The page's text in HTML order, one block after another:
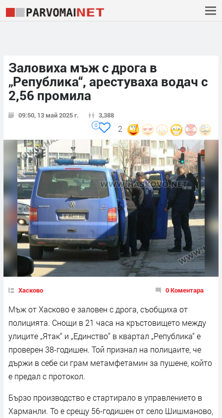
Заловиха мъж с дрога в
„Република“, арестуваха водач с
2,56 промила
09:50, 13 май 2025 г. 3,388
2
0
Хасково 0 Коментара
Мъж от Хасково е заловен с дрога, съобщиха от
полицията. Снощи в 21 часа на кръстовището между
улиците „Ятак“ и „Единство“ в квартал „Република“ е
проверен 38-годишен. Той признал на полицаите, че
държи в себе си грам метамфетамин за пушене, който
е предал с протокол.
Бързо производство е стартирало в управлението в
Харманли. То е срещу 56-годишен от село Шишманово,